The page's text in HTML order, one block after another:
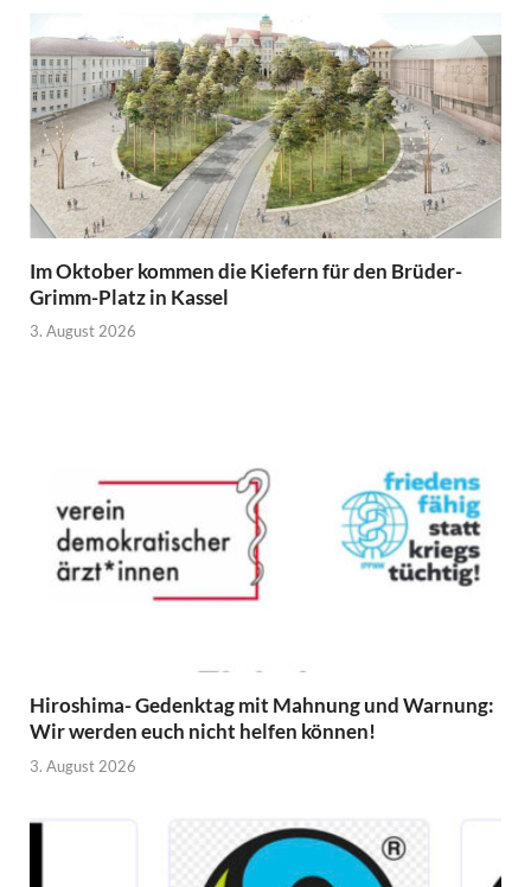
Im Oktober kommen die Kiefern für den Brüder-
Grimm-Platz in Kassel
3. August 2026
Hiroshima- Gedenktag mit Mahnung und Warnung:
Wir werden euch nicht helfen können!
3. August 2026